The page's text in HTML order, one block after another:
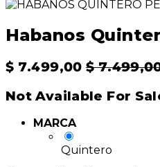
Habanos
$ 7.499,00 $
Not Available For
MARCA
Quintero